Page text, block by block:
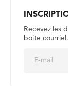
Recevez les
boite courriel.